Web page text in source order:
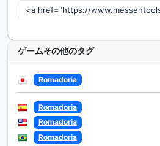
ゲームその他のタグ
Romadoria
Romadoria
Romadoria
Romadoria